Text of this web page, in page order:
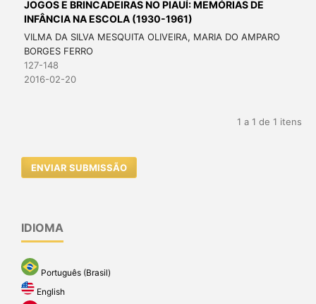
JOGOS E BRINCADEIRAS NO PIAUÍ: MEMÓRIAS DE
INFÂNCIA NA ESCOLA (1930-1961)
VILMA DA SILVA MESQUITA OLIVEIRA, MARIA DO AMPARO
BORGES FERRO
127-148
2016-02-20
1 a 1 de 1 itens
ENVIAR SUBMISSÃO
IDIOMA
Português (Brasil)
English